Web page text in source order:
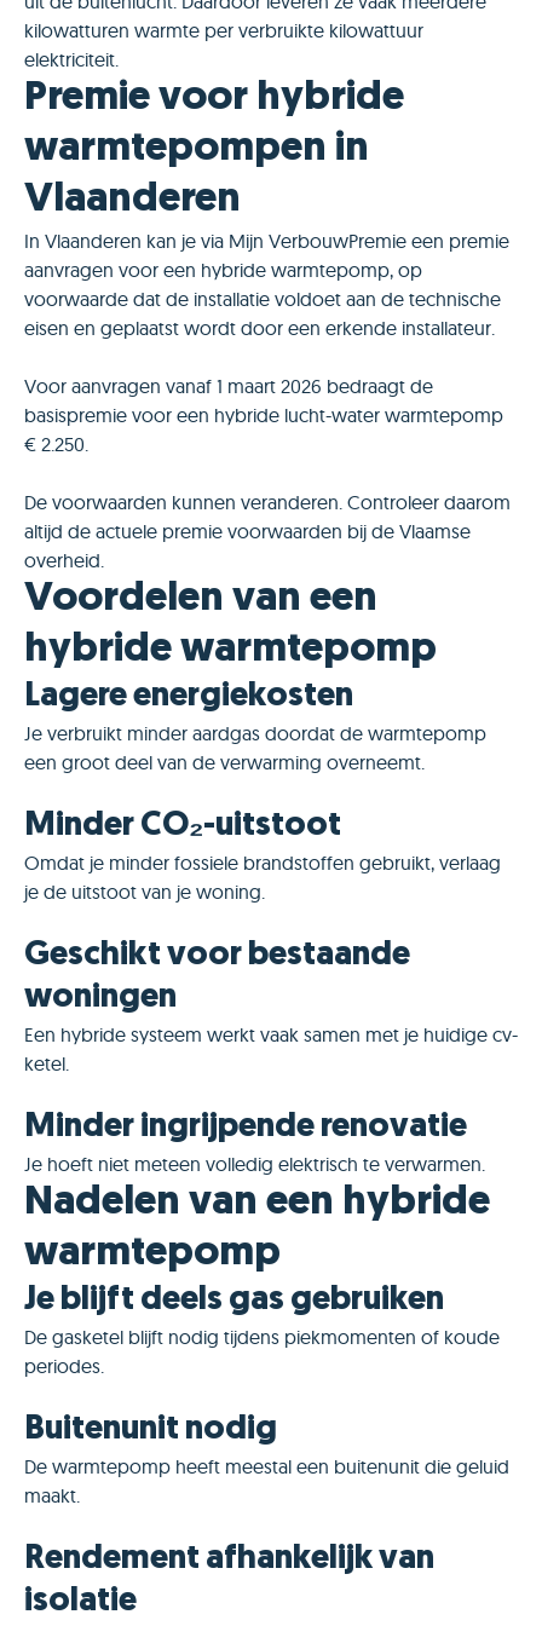
kilowatturen warmte per verbruikte kilowattuur
elektriciteit.
Premie voor hybride
warmtepompen in
Vlaanderen
In Vlaanderen kan je via Mijn VerbouwPremie een premie
aanvragen voor een hybride warmtepomp, op
voorwaarde dat de installatie voldoet aan de technische
eisen en geplaatst wordt door een erkende installateur.
Voor aanvragen vanaf 1 maart 2026 bedraagt de
basispremie voor een hybride lucht-water warmtepomp
€ 2.250.
De voorwaarden kunnen veranderen. Controleer daarom
altijd de actuele premie voorwaarden bij de Vlaamse
overheid.
Voordelen van een
hybride warmtepomp
Lagere energiekosten
Je verbruikt minder aardgas doordat de warmtepomp
een groot deel van de verwarming overneemt.
Minder CO₂-uitstoot
Omdat je minder fossiele brandstoffen gebruikt, verlaag
je de uitstoot van je woning.
Geschikt voor bestaande
woningen
Een hybride systeem werkt vaak samen met je huidige cv-
ketel.
Minder ingrijpende renovatie
Je hoeft niet meteen volledig elektrisch te verwarmen.
Nadelen van een hybride
warmtepomp
Je blijft deels gas gebruiken
De gasketel blijft nodig tijdens piekmomenten of koude
periodes.
Buitenunit nodig
De warmtepomp heeft meestal een buitenunit die geluid
maakt.
Rendement afhankelijk van
isolatie